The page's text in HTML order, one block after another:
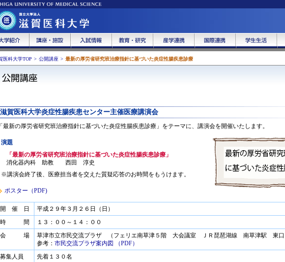
医科大学TOP > 公開講座 > 最新の厚労省研究班治療指針に基づいた炎症性腸疾患診療
滋賀医科大学炎症性腸疾患センター主催医療講演会
「最新の厚労省研究班治療指針に基づいた炎症性腸疾患診療」をテーマに、講演会を開催いたします。
演題
「最新の厚労省研究班治療指針に基づいた炎症性腸疾患診療」
消化器内科 助教 西田 淳史
※講演会終了後、医療担当者を交えた質疑応答のお時間をもうけます。
ポスター（PDF)
開 催 日
平成２９年３月２６日（日）
時 間
１３：００～１４：００
会 場
草津市立市民交流プラザ （フェリエ南草津５階 大会議室 ＪＲ琵琶湖線 南草津駅 東
参考： 市民交流プラザ案内図 （PDF）
募集人員
先着１３０名